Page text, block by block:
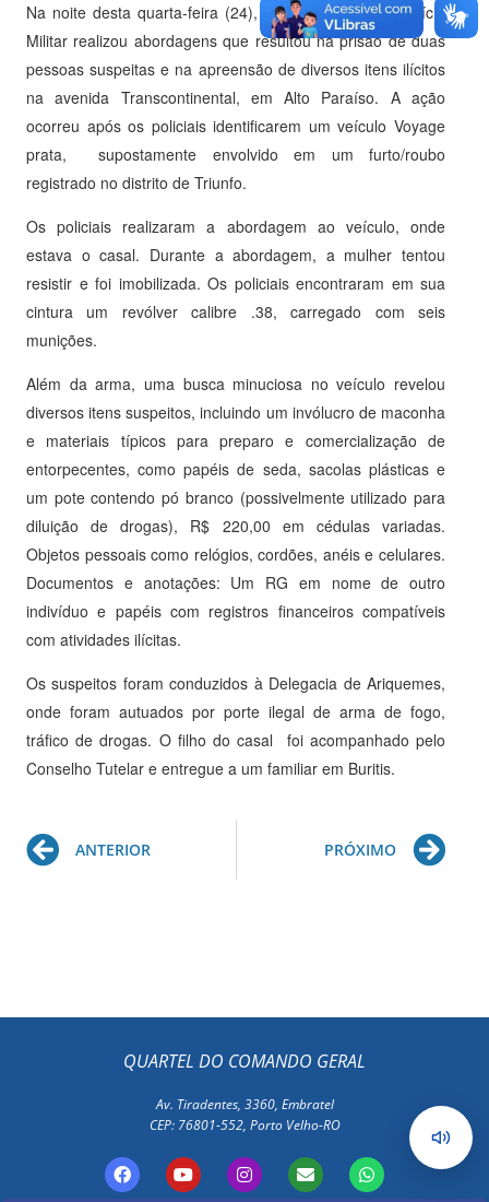
Na noite desta quarta-feira (24), uma guarnição da Polícia
Militar realizou abordagens que resultou na prisão de duas
pessoas suspeitas e na apreensão de diversos itens ilícitos
na avenida Transcontinental, em Alto Paraíso. A ação
ocorreu após os policiais identificarem um veículo Voyage
prata, supostamente envolvido em um furto/roubo
registrado no distrito de Triunfo.
Os policiais realizaram a abordagem ao veículo, onde
estava o casal. Durante a abordagem, a mulher tentou
resistir e foi imobilizada. Os policiais encontraram em sua
cintura um revólver calibre .38, carregado com seis
munições.
Além da arma, uma busca minuciosa no veículo revelou
diversos itens suspeitos, incluindo um invólucro de maconha
e materiais típicos para preparo e comercialização de
entorpecentes, como papéis de seda, sacolas plásticas e
um pote contendo pó branco (possivelmente utilizado para
diluição de drogas), R$ 220,00 em cédulas variadas.
Objetos pessoais como relógios, cordões, anéis e celulares.
Documentos e anotações: Um RG em nome de outro
indivíduo e papéis com registros financeiros compatíveis
com atividades ilícitas.
Os suspeitos foram conduzidos à Delegacia de Ariquemes,
onde foram autuados por porte ilegal de arma de fogo,
tráfico de drogas. O filho do casal foi acompanhado pelo
Conselho Tutelar e entregue a um familiar em Buritis.
Prev
ANTERIOR PRÓXIMO
QUARTEL DO COMANDO GERAL
Av. Tiradentes, 3360, Embratel
CEP: 76801-552, Porto Velho-RO
F
a
Y
o
I
n
E
n
W
h